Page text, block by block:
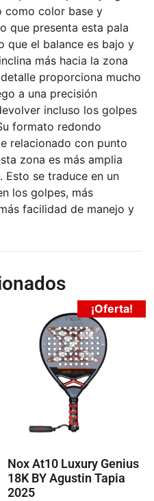
como color base y
que presenta esta pala
que el balance es bajo y
más hacia la zona
proporciona mucho
a una precisión
incluso los golpes
relacionado con punto
zona es más amplia
se traduce en un
los golpes, más
facilidad de manejo y
¡Oferta!
Nox At10 Luxury Genius
18K BY Agustin Tapia
2025